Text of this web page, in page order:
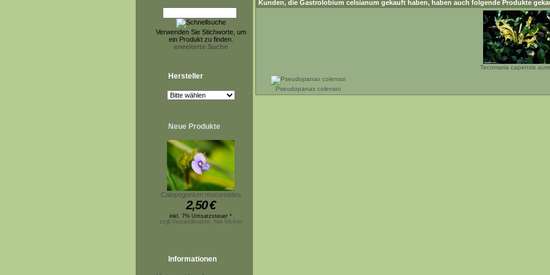
Verwenden Sie Stichworte, um
ein Produkt zu finden.
erweiterte Suche
Hersteller
Neue Produkte
Calopogonium mucunoides
2,50€
inkl. 7% Umsatzsteuer *
zzgl.Versandkosten, hier klicken
Informationen
Kunden, die Gastrolobium celsianum gekauft haben, haben auch folgende Produkte
Tecomaria capensis
Pseudopanax colensoi